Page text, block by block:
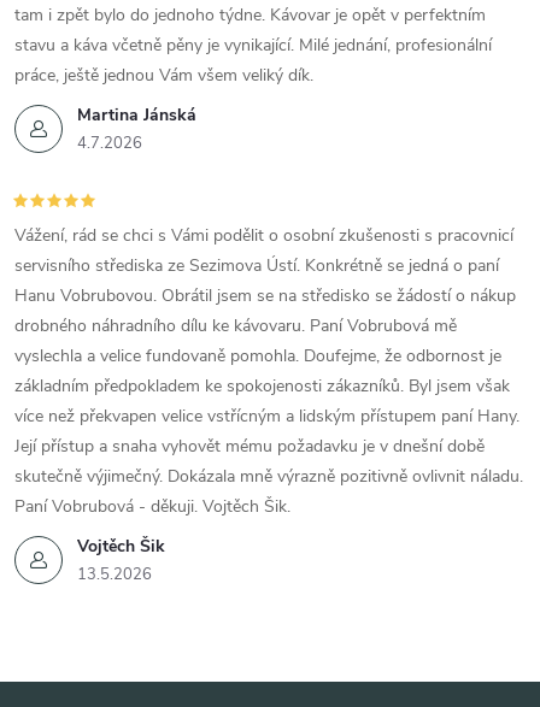
Martina Jánská
4.7.2026
tam i zpět bylo do jednoho týdne. Kávovar je opět v perfektním
stavu a káva včetně pěny je vynikající. Milé jednání, profesionální
práce, ještě jednou Vám všem veliký dík.
Vojtěch Šik
13.5.2026
Vážení, rád se chci s Vámi podělit o osobní zkušenosti s pracovnicí
servisního střediska ze Sezimova Ústí. Konkrétně se jedná o paní
Hanu Vobrubovou. Obrátil jsem se na středisko se žádostí o nákup
drobného náhradního dílu ke kávovaru. Paní Vobrubová mě
vyslechla a velice fundovaně pomohla. Doufejme, že odbornost je
základním předpokladem ke spokojenosti zákazníků. Byl jsem však
více než překvapen velice vstřícným a lidským přístupem paní Hany.
Její přístup a snaha vyhovět mému požadavku je v dnešní době
skutečně výjimečný. Dokázala mně výrazně pozitivně ovlivnit náladu.
Paní Vobrubová - děkuji. Vojtěch Šik.